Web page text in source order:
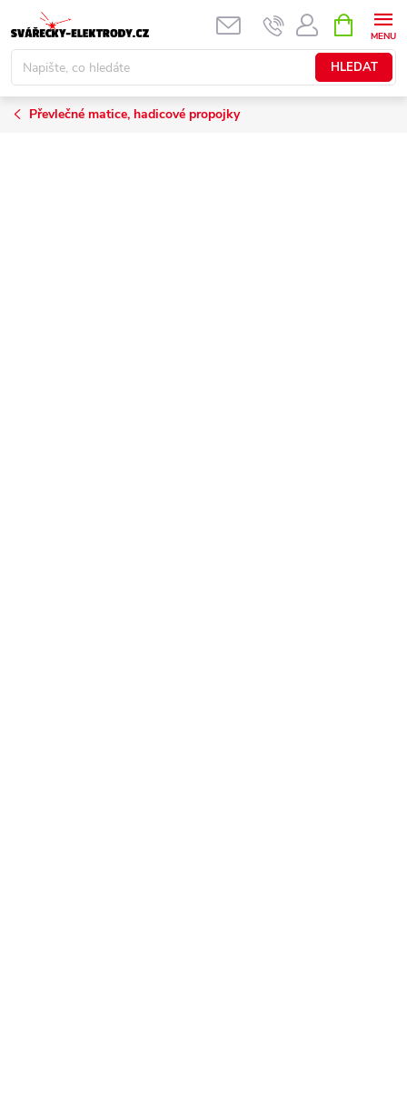
na
obsah
HLEDAT
NÁKUPNÍ
KOŠÍK
Převlečné matice, hadicové propojky